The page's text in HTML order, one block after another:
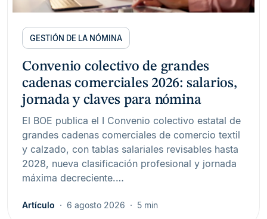
GESTIÓN DE LA NÓMINA
Convenio colectivo de grandes
cadenas comerciales 2026: salarios,
jornada y claves para nómina
El BOE publica el I Convenio colectivo estatal de
grandes cadenas comerciales de comercio textil
y calzado, con tablas salariales revisables hasta
2028, nueva clasificación profesional y jornada
máxima decreciente.…
Artículo 6 agosto 2026 5 min